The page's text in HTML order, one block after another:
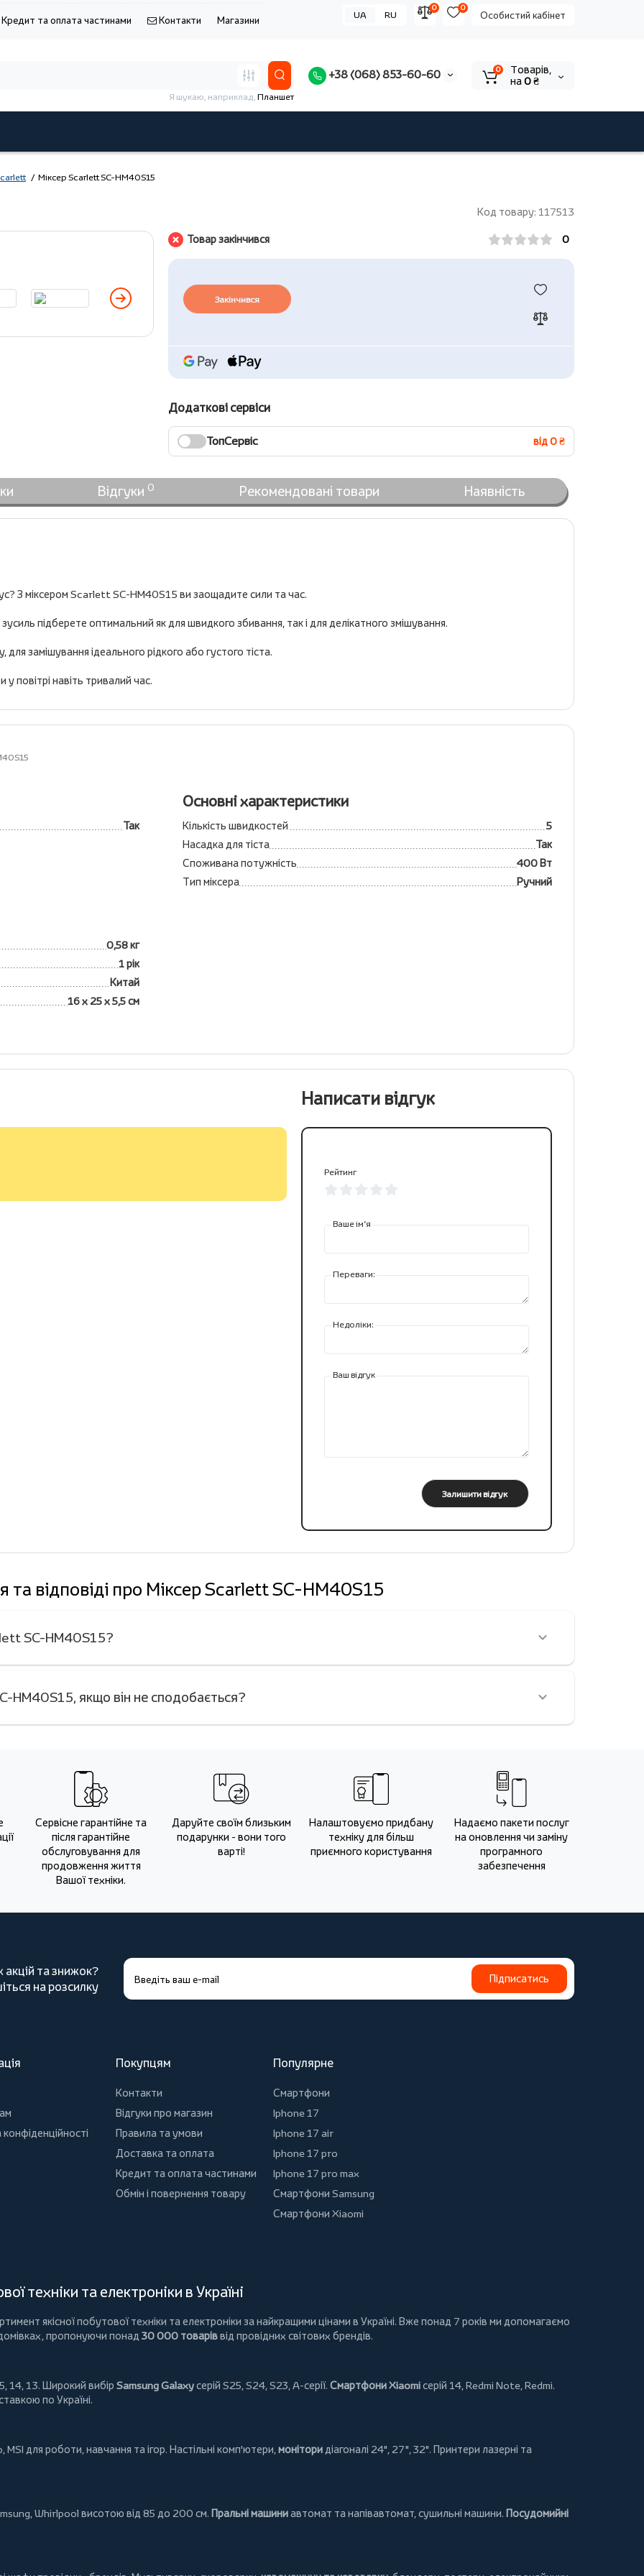
Кредит та оплата частинами Контакти Магазини Особистий кабінет
0
0
UA RU
+38 (068) 853-60-60
Я шукаю, наприклад,Планшет
0
Tоварів,
на0 ₴
Міксер Scarlett SC-HM40S15
Код товару: 117513
Товар закінчився 0
Закінчився
Додаткові сервіси
ТопСервіс від 0 ₴
Відгуки 0 Рекомендовані товари Наявність
З міксером Scarlett SC-HM40S15 ви заощадите сили та час.
підберете оптимальний як для швидкого збивання, так і для делікатного змішування.
замішування ідеального рідкого або густого тіста.
повітрі навіть тривалий час.
Так
Основні характеристики
Кількість швидкостей
5
Насадка для тіста
Так
Споживана потужність
400 Вт
Тип міксера
Ручний
0,58 кг
1 рік
Китай
16 х 25 х 5,5 см
Написати відгук
Рейтинг
Ваше ім’я
Переваги:
Недоліки:
Ваш відгук
Залишити відгук
та відповіді про Міксер Scarlett SC-HM40S15
SC-HM40S15?
HM40S15, якщо він не сподобається?
Сервісне гарантійне та
після гарантійне
обслуговування для
продовження життя
Вашої техніки.
Даруйте своїм близьким
подарунки - вони того
варті!
Налаштовуємо придбану
техніку для більш
приємного користування
Надаємо пакети послуг
на оновлення чи заміну
програмного
забезпечення
акцій та знижок?
на розсилку
Підписатись
конфіденційності
Покупцям
Контакти
Відгуки про магазин
Правила та умови
Доставка та оплата
Кредит та оплата частинами
Обмін і повернення товару
Популярне
Смартфони
Iphone 17
Iphone 17 air
Iphone 17 pro
Iphone 17 pro max
Смартфони Samsung
Смартфони Xiaomi
техніки та електроніки в Україні
якісної побутової техніки та електроніки за найкращими цінами в Україні. Вже понад 7 років ми допомагаємо
пропонуючи понад 30 000 товаріввід провідних світових брендів.
14, 13. Широкий вибір Samsung Galaxyсерій S25, S24, S23, A-серії. Смартфони Xiaomiсерій 14, Redmi Note, Redmi.
по Україні.
,MSI для роботи, навчання та ігор. Настільні комп'ютери,моніторидіагоналі 24", 27", 32". Принтери лазерні та
,Whirlpool висотою від 85 до 200 см. Пральні машиниавтомат та напівавтомат,сушильні машини. Посудомийні